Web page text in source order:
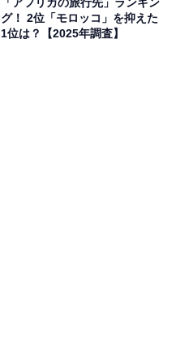
「アフリカの旅行先」ランキン
グ！ 2位「モロッコ」を抑えた
1位は？【2025年調査】